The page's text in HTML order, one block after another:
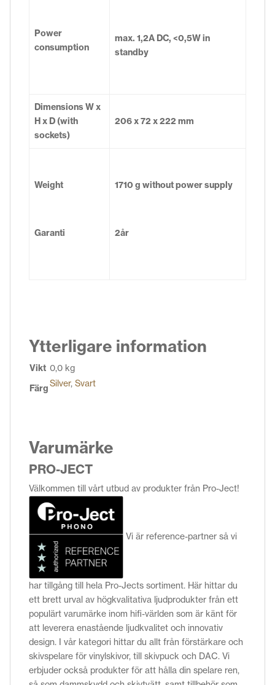
Power
consumption
max. 1,2A DC, <0,5W in
standby
Dimensions W x
H x D (with
sockets)
206 x 72 x 222 mm
Weight
Garanti
1710 g without power supply
2år
Ytterligare information
Vikt 0,0 kg
FärgSilver, Svart
Varumärke
PRO-JECT
Välkommen till vårt utbud av produkter från Pro-Ject!
Vi är reference-partner så vi
har tillgång till hela Pro-Jects sortiment. Här hittar du
ett brett urval av högkvalitativa ljudprodukter från ett
populärt varumärke inom hifi-världen som är känt för
att leverera enastående ljudkvalitet och innovativ
design. I vår kategori hittar du allt från förstärkare och
skivspelare för vinylskivor, till skivpuck och DAC. Vi
erbjuder också produkter för att hålla din spelare ren,